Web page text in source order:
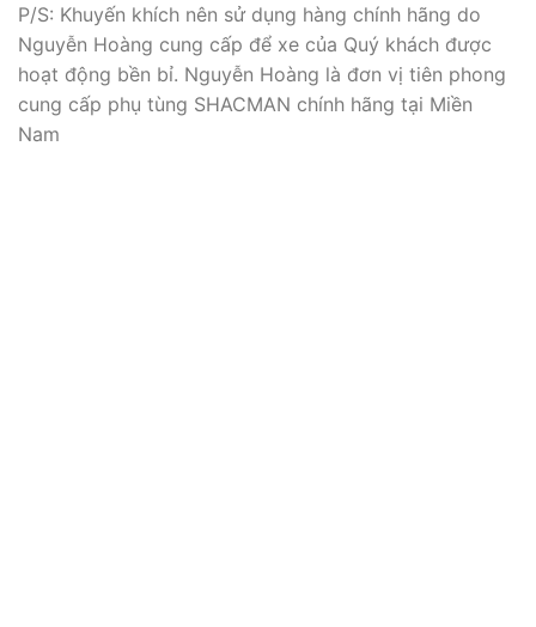
P/S: Khuyến khích nên sử dụng hàng chính hãng do
Nguyễn Hoàng cung cấp để xe của Quý khách được
hoạt động bền bỉ. Nguyễn Hoàng là đơn vị tiên phong
cung cấp phụ tùng SHACMAN chính hãng tại Miền
Nam